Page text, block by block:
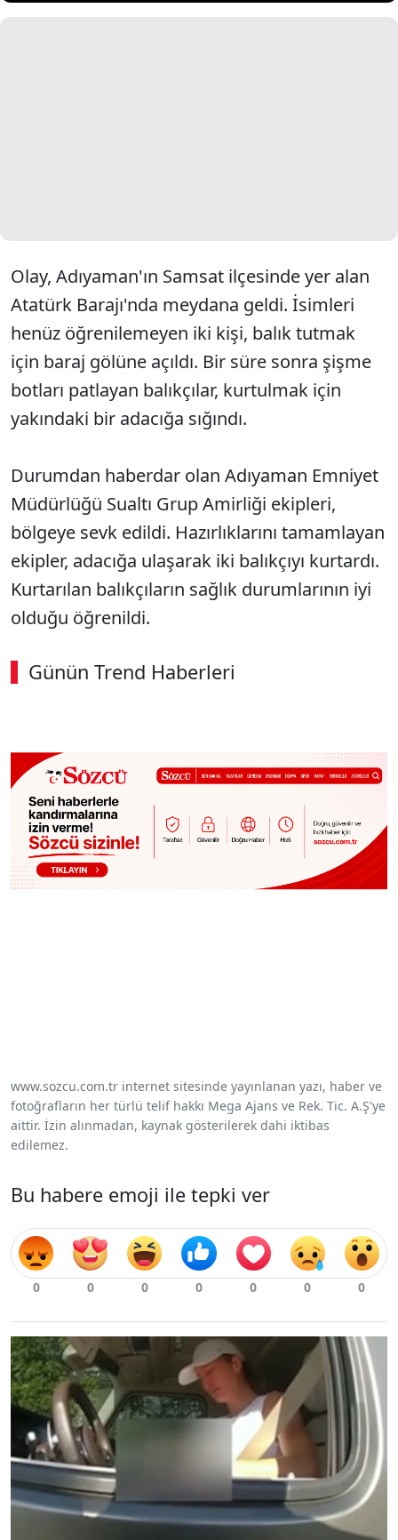
Olay, Adıyaman'ın Samsat ilçesinde yer alan
Atatürk Barajı'nda meydana geldi. İsimleri
henüz öğrenilemeyen iki kişi, balık tutmak
için baraj gölüne açıldı. Bir süre sonra şişme
botları patlayan balıkçılar, kurtulmak için
yakındaki bir adacığa sığındı.
Durumdan haberdar olan Adıyaman Emniyet
Müdürlüğü Sualtı Grup Amirliği ekipleri,
bölgeye sevk edildi. Hazırlıklarını tamamlayan
ekipler, adacığa ulaşarak iki balıkçıyı kurtardı.
Kurtarılan balıkçıların sağlık durumlarının iyi
olduğu öğrenildi.
Günün Trend Haberleri
www.sozcu.com.tr internet sitesinde yayınlanan yazı, haber ve
fotoğrafların her türlü telif hakkı Mega Ajans ve Rek. Tic. A.Ş'ye
aittir. İzin alınmadan, kaynak gösterilerek dahi iktibas
edilemez.
Bu habere emoji ile tepki ver